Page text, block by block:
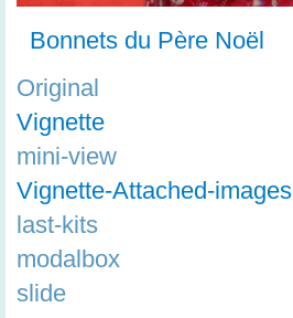
Bonnets du Père Noël
Original
Vignette
mini-view
Vignette-Attached-images
last-kits
modalbox
slide